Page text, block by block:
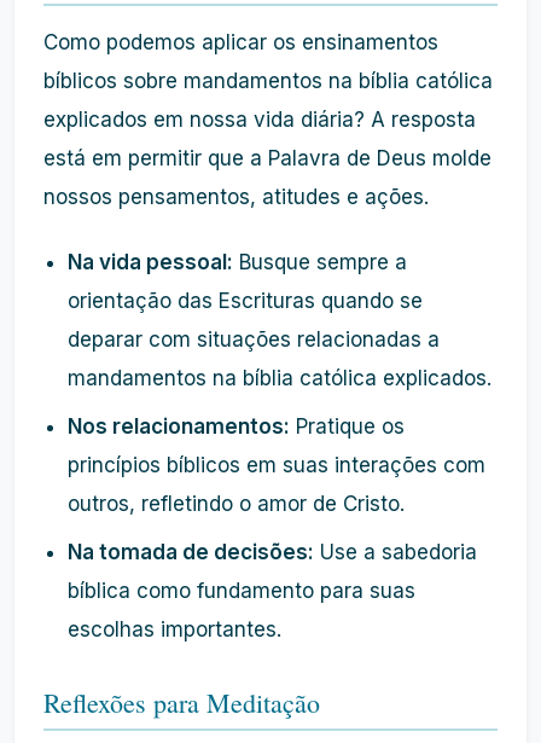
Como podemos aplicar os ensinamentos
bíblicos sobre mandamentos na bíblia católica
explicados em nossa vida diária? A resposta
está em permitir que a Palavra de Deus molde
nossos pensamentos, atitudes e ações.
Na vida pessoal: Busque sempre a
orientação das Escrituras quando se
deparar com situações relacionadas a
mandamentos na bíblia católica explicados.
Nos relacionamentos: Pratique os
princípios bíblicos em suas interações com
outros, refletindo o amor de Cristo.
Na tomada de decisões: Use a sabedoria
bíblica como fundamento para suas
escolhas importantes.
Reflexões para Meditação